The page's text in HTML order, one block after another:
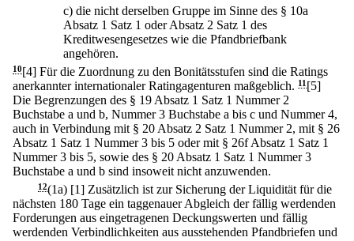
c) die nicht derselben Gruppe im Sinne des § 10a
Absatz 1 Satz 1 oder Absatz 2 Satz 1 des
Kreditwesengesetzes wie die Pfandbriefbank
angehören.
10[4] Für die Zuordnung zu den Bonitätsstufen sind die Ratings
anerkannter internationaler Ratingagenturen maßgeblich. 11 [5]
Die Begrenzungen des § 19 Absatz 1 Satz 1 Nummer 2
Buchstabe a und b, Nummer 3 Buchstabe a bis c und Nummer 4,
auch in Verbindung mit § 20 Absatz 2 Satz 1 Nummer 2, mit § 26
Absatz 1 Satz 1 Nummer 3 bis 5 oder mit § 26f Absatz 1 Satz 1
Nummer 3 bis 5, sowie des § 20 Absatz 1 Satz 1 Nummer 3
Buchstabe a und b sind insoweit nicht anzuwenden.
12(1a) [1] Zusätzlich ist zur Sicherung der Liquidität für die
nächsten 180 Tage ein taggenauer Abgleich der fällig werdenden
Forderungen aus eingetragenen Deckungswerten und fällig
werdenden Verbindlichkeiten aus ausstehenden Pfandbriefen und